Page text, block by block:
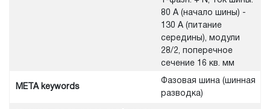
80 A (начало шины) -
130 A (питание
середины), модули
28/2, поперечное
сечение 16 кв. мм
META keywords
Фазовая шина (шинная
разводка)